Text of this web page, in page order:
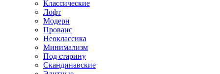
Классические
Лофт
Модерн
Прованс
Неоклассика
Минимализм
Под старину
Скандинавские